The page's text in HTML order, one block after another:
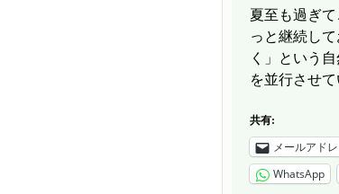
夏至も過ぎ
っと継続し
く」という
を並行させ
共有:
メールアド
WhatsApp